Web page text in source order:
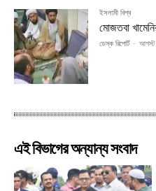
ইসলামী বিশ্ব
মোজতবা
ডেস্ক রিপোর্ট - আগস্ট
এই বিভাগের অন্যান্য সংবাদ